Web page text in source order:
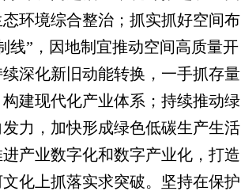
环境综合整治；抓实抓好空间布
线”，因地制宜推动空间高质量开
深化新旧动能转换，一手抓存量
建现代化产业体系；持续推动绿
力，加快形成绿色低碳生产生活
产业数字化和数字产业化，打造
化上抓落实求突破。坚持在保护